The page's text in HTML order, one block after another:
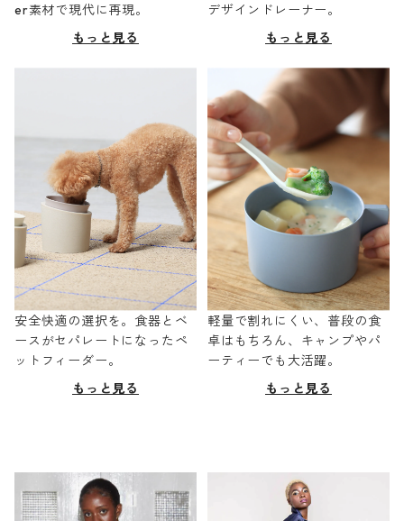
er素材で現代に再現。
もっと見る
デザインドレーナー。
もっと見る
安全快適の選択を。食器とベ
ースがセパレートになったペ
ットフィーダー。
もっと見る
軽量で割れにくい、普段の食
卓はもちろん、キャンプやパ
ーティーでも大活躍。
もっと見る